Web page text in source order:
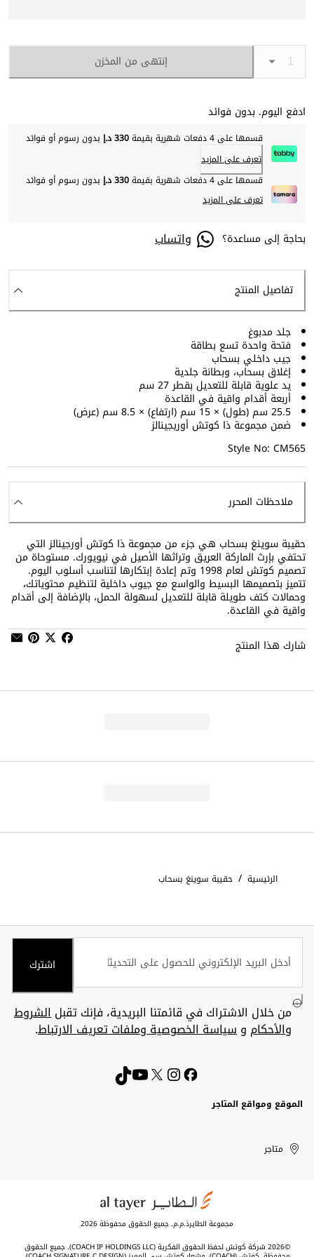
إنتهى من المخزن
ادفع اليوم. بدون فوائد
قسمها على 4 دفعات شهرية بقيمة 330 د.إ
بدون رسوم أو فوائد
تعرف على المزيد
قسمها على 4 دفعات شهرية بقيمة
330 د.إ
بدون رسوم أو فوائد
تعرف على المزيد
بحاجة إلى مساعدة؟ واتساب
تفاصيل المنتج
جلد مدبوغ
فتحة واحدة تسع بطاقة
جيب داخلي بسحاب
إغلاق بسحاب، وبطانة جلدية
يد علوية قابلة للتعديل بقطر 27 سم
أربعة أقدام واقية في القاعدة
25.5 سم (طول) × 15 سم (ارتفاع) × 8.5 سم (عرض)
ضمن مجموعة ذا كوتش أوريجينالز
Style No: CM565
ملاحظات المحرر
حقيبة سوينغ بسحاب هي جزء من مجموعة ذا كوتش أورجينالز التي
تحتفي بإرث الماركة العريق وتراثها الأصيل في نيويورك. مستوحاة من
تصميم كوتش لعام 1998 وتم إعادة إبتكارها لتناسب أسلوب اليوم.
تتميز بتصميمها البسيط والواسع مع جيوب داخلية لتنظيم محتوياتك،
وحمالات كتف طويلة قابلة للتعديل لسهولة الحمل، بالإضافة إلى أقدام
واقية في القاعدة.
شارك هذا المنتج
الرئيسية / حقيبة سوينغ بسحاب
اشترك
من خلال الاشتراك في قائمتنا البريدية، فإنك تقبلالشروط
والأحكام وسياسة الخصوصية وملفات تعريف الارتباط.
الموقع ومواقع المتاجر
United
Arab
Kuwait
الإمارات
العربية
الكويت
متاجر
مجموعة الطايرذ.م.م. جميع الحقوق محفوظة 2026
©2026 شركة كوتش لحفظ الحقوق الفكرية (COACH IP HOLDINGS LLC). جميع الحقوق